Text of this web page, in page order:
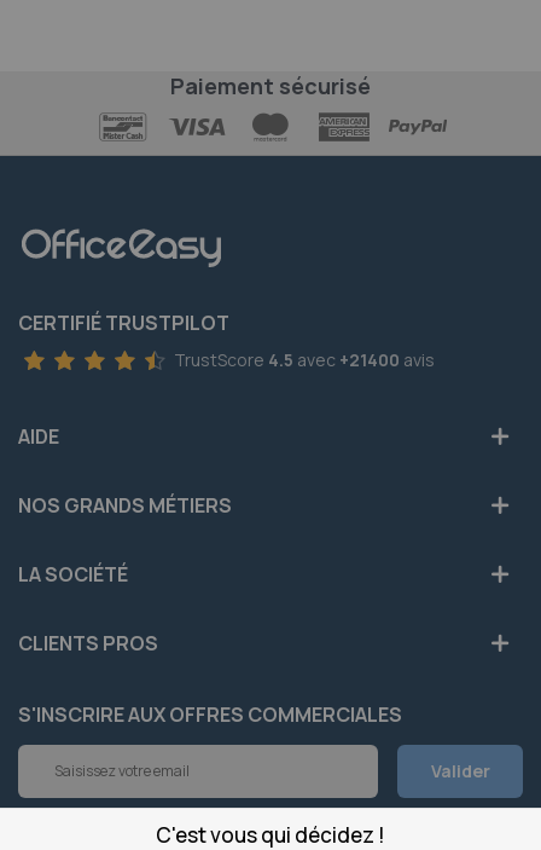
C'est vous qui décidez !
Paiement sécurisé
CERTIFIÉ TRUSTPILOT
TrustScore 4.5 avec +21400 avis
AIDE
NOS GRANDS MÉTIERS
LA SOCIÉTÉ
CLIENTS PROS
S'INSCRIRE AUX OFFRES COMMERCIALES
Inscription
notre
Valider